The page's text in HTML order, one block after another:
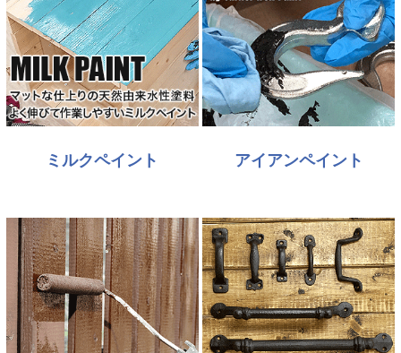
ミルクペイント アイアンペイント